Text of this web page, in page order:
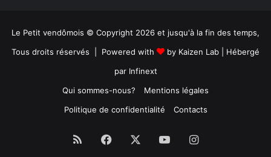
Le Petit vendômois © Copyright 2026 et jusqu'à la fin des temps,
Tous droits réservés | Powered with
by Kaizen Lab | Hébergé
par Infinext
Qui sommes-nous?
Mentions légales
Politique de confidentialité
Contacts
RSS Facebook YouTubeInstagram